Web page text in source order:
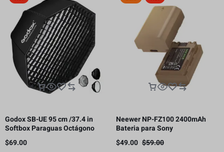
Godox SB-UE 95 cm /37.4 in
Softbox Paraguas Octágono
Bowens Mount, con rejilla de
panal
$69.00
Neewer NP-FZ100 2400mAh
Bateria para Sony
$59.00
$49.00